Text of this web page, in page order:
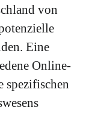
von
Eine
Online-
spezifischen